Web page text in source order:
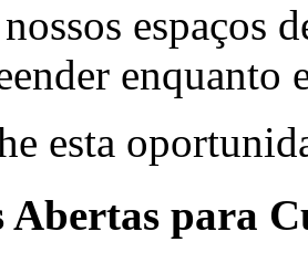
espaços
enquanto
esta
Abertas para